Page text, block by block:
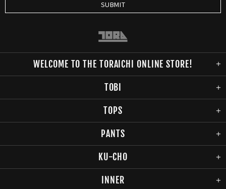
WELCOME TO THE TORAICHI ONLINE STORE!
TOBI
TOPS
PANTS
KU-CHO
INNER